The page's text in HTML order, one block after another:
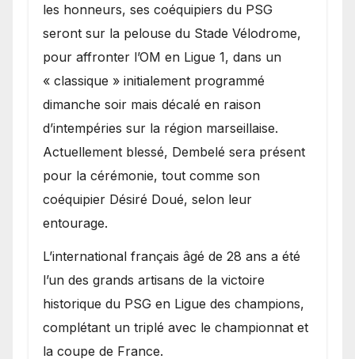
les honneurs, ses coéquipiers du PSG
seront sur la pelouse du Stade Vélodrome,
pour affronter l’OM en Ligue 1, dans un
« classique » initialement programmé
dimanche soir mais décalé en raison
d’intempéries sur la région marseillaise.
Actuellement blessé, Dembelé sera présent
pour la cérémonie, tout comme son
coéquipier Désiré Doué, selon leur
entourage.
L’international français âgé de 28 ans a été
l’un des grands artisans de la victoire
historique du PSG en Ligue des champions,
complétant un triplé avec le championnat et
la coupe de France.